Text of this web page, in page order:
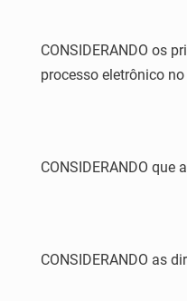
CONSIDERANDO os
processo eletrônico
CONSIDERANDO
CONSIDERANDO as